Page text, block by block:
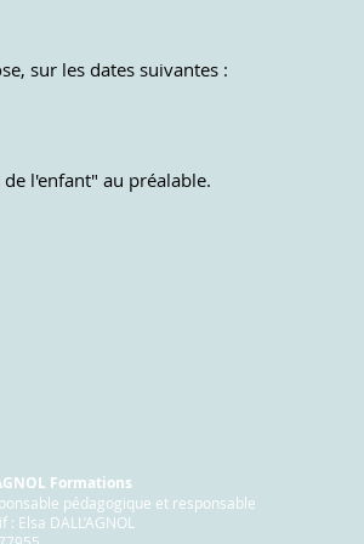
sur les dates suivantes :
l'enfant" au préalable.
Formations
pédagogique et responsable
Elsa DALL’AGNOL